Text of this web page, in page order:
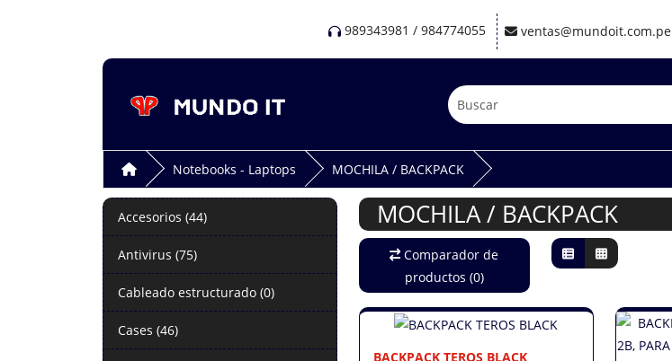
989343981 / 984774055 ventas@mundoit.com.pe
Notebooks - Laptops MOCHILA / BACKPACK
Accesorios (44)
Antivirus (75)
Cableado estructurado (0)
Cases (46)
MOCHILA / BACKPACK
Comparador de
productos (0)
BACKPACK TEROS BLACK